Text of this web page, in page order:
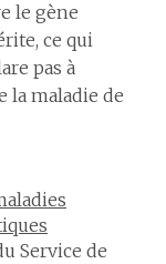
le gène
ce qui
pas à
la maladie de
Service de